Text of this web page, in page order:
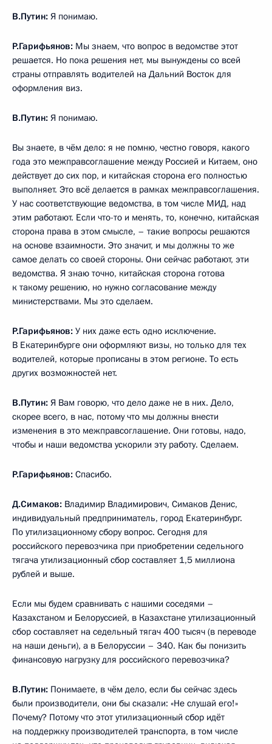
В.Путин: Я понимаю.
Р.Гарифьянов: Мы знаем, что вопрос в ведомстве этот
решается. Но пока решения нет, мы вынуждены со всей
страны отправлять водителей на Дальний Восток для
оформления виз.
В.Путин: Я понимаю.
Вы знаете, в чём дело: я не помню, честно говоря, какого
года это межправсоглашение между Россией и Китаем, оно
действует до сих пор, и китайская сторона его полностью
выполняет. Это всё делается в рамках межправсоглашения.
У нас соответствующие ведомства, в том числе МИД, над
этим работают. Если что-то и менять, то, конечно, китайская
сторона права в этом смысле, – такие вопросы решаются
на основе взаимности. Это значит, и мы должны то же
самое делать со своей стороны. Они сейчас работают, эти
ведомства. Я знаю точно, китайская сторона готова
к такому решению, но нужно согласование между
министерствами. Мы это сделаем.
Р.Гарифьянов: У них даже есть одно исключение.
В Екатеринбурге они оформляют визы, но только для тех
водителей, которые прописаны в этом регионе. То есть
других возможностей нет.
В.Путин: Я Вам говорю, что дело даже не в них. Дело,
скорее всего, в нас, потому что мы должны внести
изменения в это межправсоглашение. Они готовы, надо,
чтобы и наши ведомства ускорили эту работу. Сделаем.
Р.Гарифьянов: Спасибо.
Д.Симаков: Владимир Владимирович, Симаков Денис,
индивидуальный предприниматель, город Екатеринбург.
По утилизационному сбору вопрос. Сегодня для
российского перевозчика при приобретении седельного
тягача утилизационный сбор составляет 1,5 миллиона
рублей и выше.
Если мы будем сравнивать с нашими соседями –
Казахстаном и Белоруссией, в Казахстане утилизационный
сбор составляет на седельный тягач 400 тысяч (в переводе
на наши деньги), а в Белоруссии – 340. Как бы понизить
финансовую нагрузку для российского перевозчика?
В.Путин: Понимаете, в чём дело, если бы сейчас здесь
были производители, они бы сказали: «Не слушай его!»
Почему? Потому что этот утилизационный сбор идёт
на поддержку производителей транспорта, в том числе